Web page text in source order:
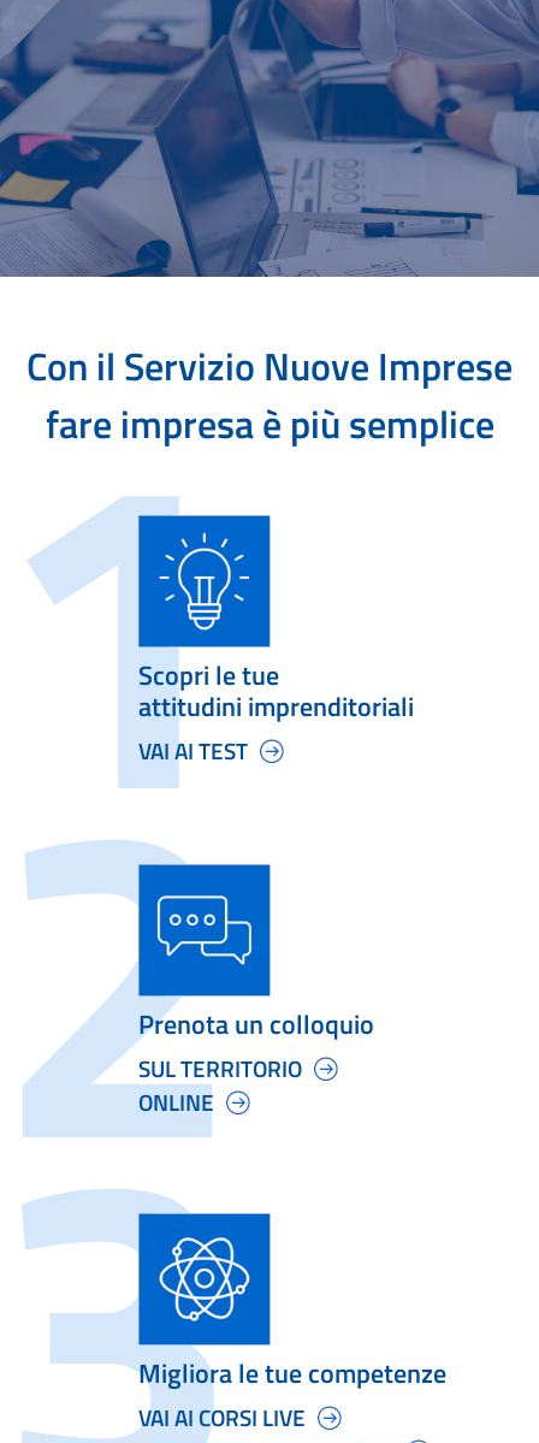
Con il Servizio Nuove Imprese
fare impresa è più semplice
Scopri le tue
attitudini imprenditoriali
VAI AI TEST
Prenota un colloquio
SUL TERRITORIO
ONLINE
Migliora le tue competenze
VAI AI CORSI LIVE